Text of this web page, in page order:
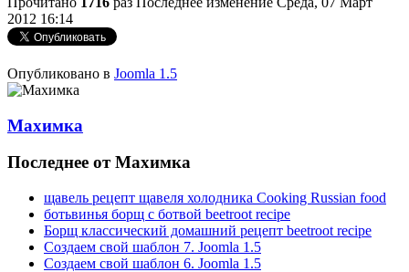
2012 16:14
Опубликовано в Joomla 1.5
Махимка
Последнее от Махимка
щавель рецепт щавеля холодника Cooking Russian food
ботьвинья борщ с ботвой beetroot recipe
Борщ классический домашний рецепт beetroot recipe
Создаем свой шаблон 7. Joomla 1.5
Создаем свой шаблон 6. Joomla 1.5